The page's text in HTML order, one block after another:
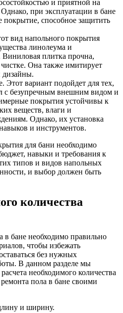
и приятной на
при эксплуатации в бане
покрытие, способное защитить
вид напольного покрытия
линолеума и
плитка прочна,
чистке. Она также имитирует
дизайны.
вариант подойдет для тех,
с безупречным внешним видом и
покрытия устойчивы к
веществ, влаги и
Однако, их установка
и инструментов.
для бани необходимо
навыки и требования к
типов и видов напольных
и выбор должен быть
количества
в бане необходимо правильно
чтобы избежать
без нужных
В данном разделе мы
необходимого количества
пола в бане своими
и ширину.